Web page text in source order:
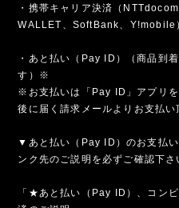
・携帯キャリア決済（
WALLET、SoftBank、Y!mobile
・あと払い（Pay ID）（商品到
す）※
※お支払いは「Pay ID」アプリ
後に届く請求メールよりお支払い
▼あと払い（Pay ID）のお支払
ンク先のご説明を必ずご確認下
「★あと払い（Pay ID）、コン